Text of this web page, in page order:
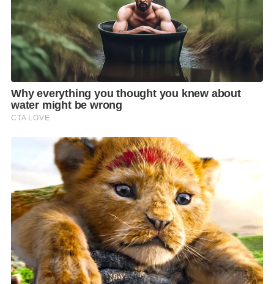
ประชาสัมพันธ์ให้คำแนะนำด้านสุขภาพและการปฏิบัติ
ตัวในช่วงที่มีฝุ่น PM 2.5 และมาตรการ Work From Home
สำหรับพนักงาน เพื่อลดความเสี่ยงในการเผชิญกับฝุ่น PM
2.5 เป็นต้น
นายศิรศักดิ์ จันเทรมะกรรมการผู้จัดการใหญ่ บริษัท เอน